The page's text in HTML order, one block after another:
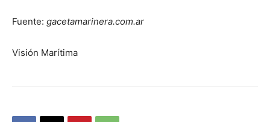
Fuente: gacetamarinera.com.ar
Visión Marítima